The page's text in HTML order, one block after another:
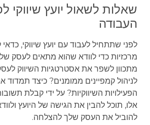
שאלות לשאול יועץ שיווקי
העבודה
לפני שתתחיל לעבוד עם יועץ שיווקי,
מרכזיות כדי לוודא שהוא מתאים לעסק
מתכוון לשפר את אסטרטגיות השיווק
לניהול קמפיינים ממומנים? כיצד
הפעילויות השיווקיות? על ידי קבלת
אלו, תוכל להבין את הגישה של היועץ
להוביל את העסק שלך להצלחה.